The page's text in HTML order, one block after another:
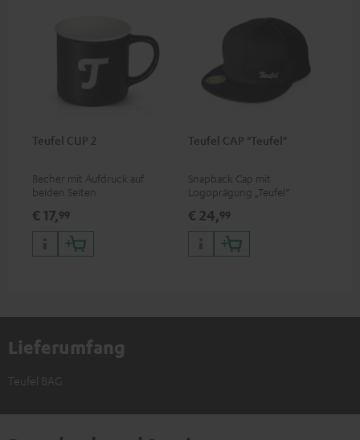
Teufel CUP 2
Becher mit Aufdruck auf
beiden Seiten
€ 17,99
Teufel CAP "Teufel"
Snapback Cap mit
Logoprägung „Teufel“
€ 24,99
Lieferumfang
Teufel BAG